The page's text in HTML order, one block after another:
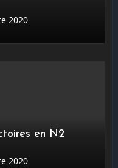
2020
en N2
2020